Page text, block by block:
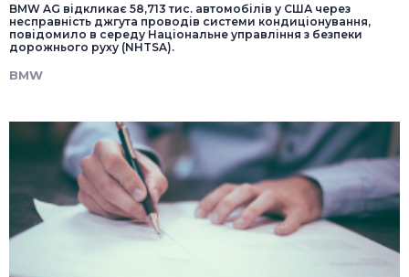
BMW AG відкликає 58,713 тис. автомобілів у США через
несправність джгута проводів системи кондиціонування,
повідомило в середу Національне управління з безпеки
дорожнього руху (NHTSA).
BMW